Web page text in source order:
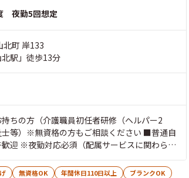
夜勤5回想定
北町 岸133
駅」徒歩13分
ちの方（介護職員初任者研修（ヘルパー2
等）※無資格の方もご相談ください ■普通自
迎 ※夜勤対応必須（配属サービスに関わら
勤シフトに入る可能性があります）
無資格OK 年間休日110日以上
ブランクOK